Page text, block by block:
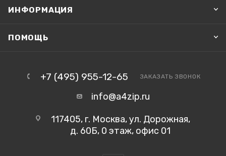
ИНФОРМАЦИЯ
ПОМОЩЬ
+7 (495) 955-12-65 ЗАКАЗАТЬ ЗВОНОК
info@a4zip.ru
117405, г. Москва, ул. Дорожная,
д. 60Б, 0 этаж, офис 01